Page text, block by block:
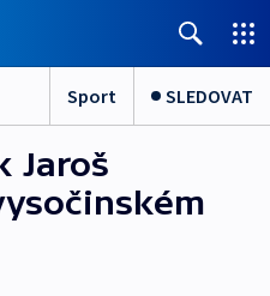
Sport SLEDOVAT
Jaroš